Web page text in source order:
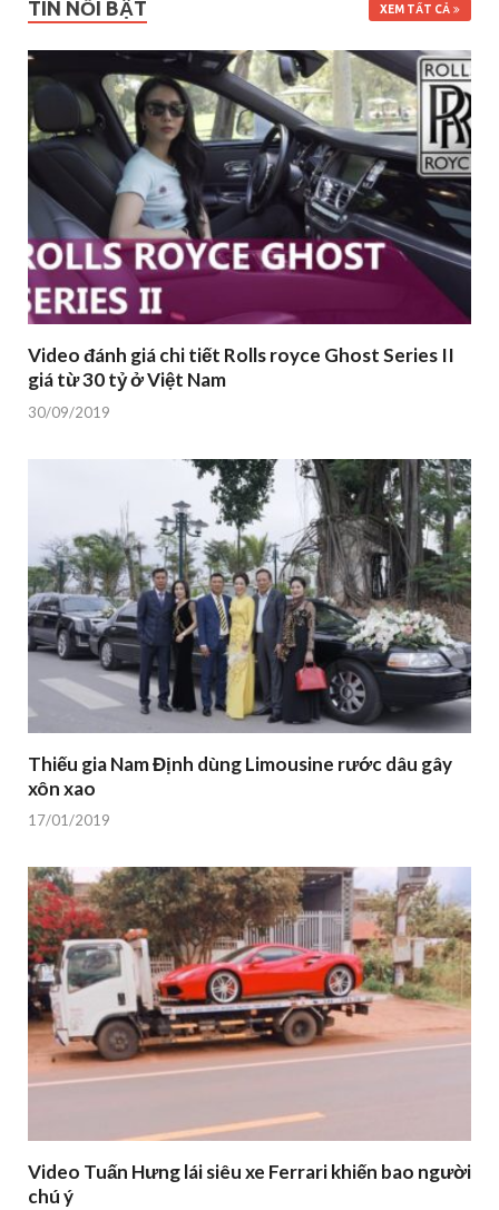
TIN NỔI BẬT XEM TẤT CẢ
Video đánh giá chi tiết Rolls royce Ghost Series II
giá từ 30 tỷ ở Việt Nam
30/09/2019
Thiếu gia Nam Định dùng Limousine rước dâu gây
xôn xao
17/01/2019
Video Tuấn Hưng lái siêu xe Ferrari khiến bao người
chú ý